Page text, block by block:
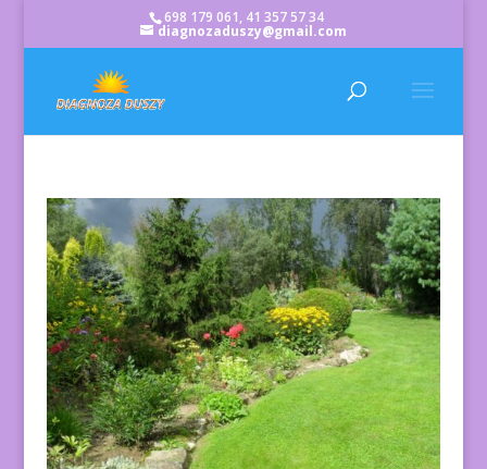
698 179 061, 41 357 57 34
diagnozaduszy@gmail.com